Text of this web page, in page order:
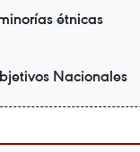
étnicas
Nacionales